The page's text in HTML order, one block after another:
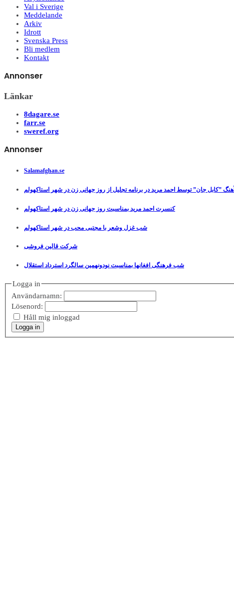
Val i Sverige
Meddelande
Arkiv
Idrott
Svenska Press
Bli medlem
Kontakt
Annonser
Länkar
8dagare.se
farr.se
sweref.org
Annonser
Salamafghan.se
آهنگ ”کابل جان” توسط احمد مرید در برنامه تجلیل از روز جهانی زن در شهر استاکهولم
کنسرت احمد مرید بمناسبت روز جهانی زن در شهر استاکهولم
شب غزل وشعر با مجتبی محب در شهر استاکهولم
شرکت قالین فروشی
شب فرهنگی افغانها بمناسبت نودونهمین سالگرد استرداد استقلال
Logga in
Användarnamn:
Lösenord:
Håll mig inloggad
Logga in